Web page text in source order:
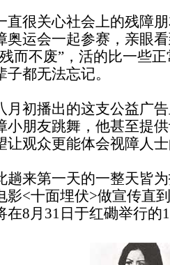
很关心社会上的残障朋
奥运会一起参赛，亲眼
而不废”，活的比一些
子都无法忘记。
初播出的这支公益广告
小朋友跳舞，他甚至提
让观众更能体会视障人
来第一天的一整天皆为
影<十面埋伏>做宣传直
在8月31日于红磡举行的